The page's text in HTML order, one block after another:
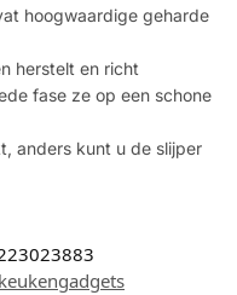
hoogwaardige geharde
herstelt en richt
fase ze op een schone
anders kunt u de slijper